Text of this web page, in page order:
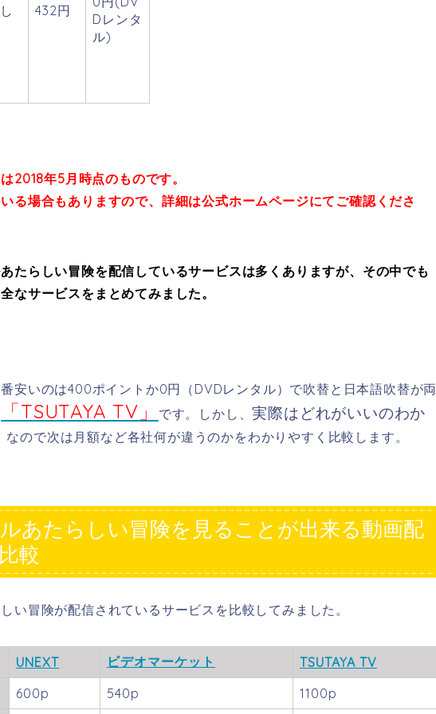
432円
Dレンタ
ル)
2018年5月時点のものです。
る場合も ありますので、詳細は公式ホームページにてご確認くださ
たらしい冒険を配信しているサービスは多くありますが、その中でも
なサービスをまとめてみました。
安いのは400ポイントか0円（DVDレンタル）で吹替と日本語吹替が両
「TSUTAYA TV」 です。しかし、実際はどれがいいのわか
なので次は月額など各社何が違うのかをわかりやすく比較します。
あたらしい冒険を見ることが出来る動画配
較
い冒険が配信されているサービスを比較してみました。
UNEXT ビデオマーケット
TSUTAYA TV
600p 540p 1100p